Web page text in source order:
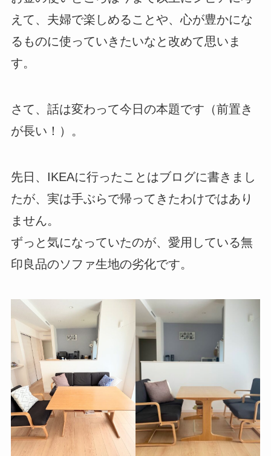
えて、夫婦で楽しめることや、心が豊かにな
るものに使っていきたいなと改めて思いま
す。
さて、話は変わって今日の本題です（前置き
が長い！）。
先日、IKEAに行ったことはブログに書きまし
たが、実は手ぶらで帰ってきたわけではあり
ません。
ずっと気になっていたのが、愛用している無
印良品のソファ生地の劣化です。